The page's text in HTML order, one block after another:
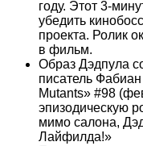
году. Этот 3-
убедить
проекта. Ролик
в фильм.
Образ Дэдпула
писатель
Mutants» #98
эпизодическую
мимо салона,
Лайфилда!»